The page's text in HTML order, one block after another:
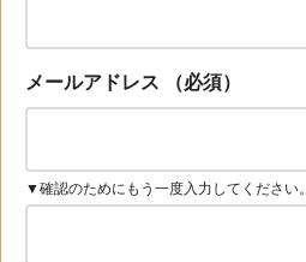
メールアドレス （必須）
▼確認のためにもう一度入力してください。